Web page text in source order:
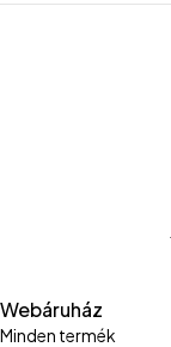
Webáruház
Minden termék